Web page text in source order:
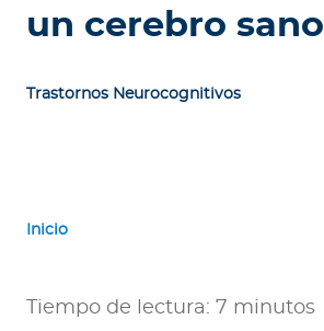
un cerebro sano
Trastornos Neurocognitivos
Inicio
Tiempo de lectura: 7 minutos